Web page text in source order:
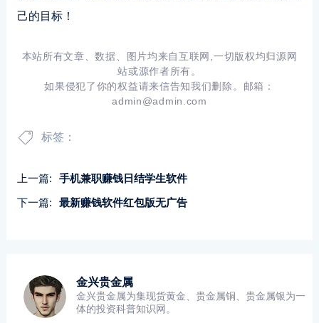
己的目标！
本站所有文章、数据、图片均来自互联网,一切版权均归源网
站或源作者所有。
如果侵犯了你的权益请来信告知我们删除。邮箱：
admin@admin.com
标签：
上一篇:
手机兼职赚钱日结学生软件
下一篇:
最新赚钱软件红包版无广告
金兴贵金属
金兴贵金属为集现货黄金、贵金属铜、贵金属银为一
体的投资科普知识网。